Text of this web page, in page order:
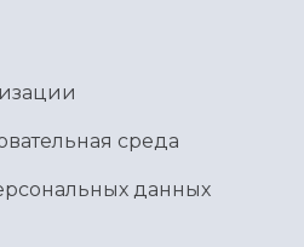
среда
данных